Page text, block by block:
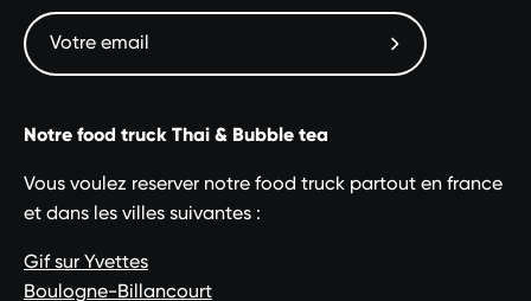
Abonnez-
newsletter
Notre food truck Thai & Bubble tea
Vous voulez reserver notre food truck partout en france
et dans les villes suivantes :
Gif sur Yvettes
Boulogne-Billancourt